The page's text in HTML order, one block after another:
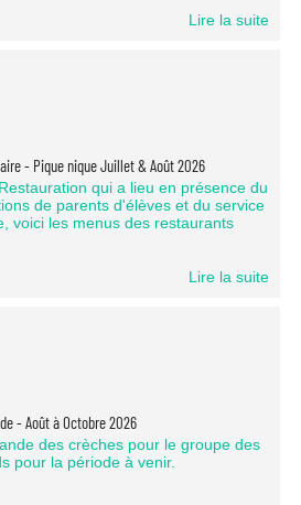
Lire la suite
- Pique nique Juillet & Août 2026
qui a lieu en présence du
de parents d'élèves et du service
voici les menus des restaurants
Lire la suite
- Août à Octobre 2026
des crèches pour le groupe des
pour la période à venir.